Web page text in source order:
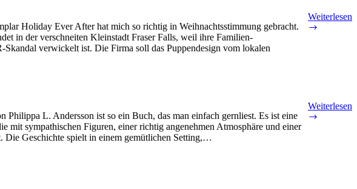
Holiday Ever After hat mich so richtig in Weihnachtsstimmung gebracht.
in der verschneiten Kleinstadt Fraser Falls, weil ihre Familien-
Skandal verwickelt ist. Die Firma soll das Puppendesign vom lokalen
Weiterlesen
Philippa L. Andersson ist so ein Buch, das man einfach gernliest. Es ist eine
mit sympathischen Figuren, einer richtig angenehmen Atmosphäre und einer
Die Geschichte spielt in einem gemütlichen Setting,…
Weiterlesen